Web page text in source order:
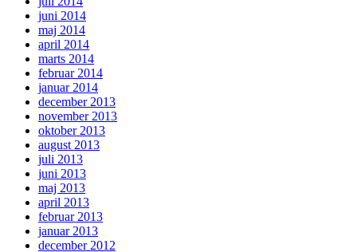
juni 2014
maj 2014
april 2014
marts 2014
februar 2014
januar 2014
december 2013
november 2013
oktober 2013
august 2013
juli 2013
juni 2013
maj 2013
april 2013
februar 2013
januar 2013
december 2012